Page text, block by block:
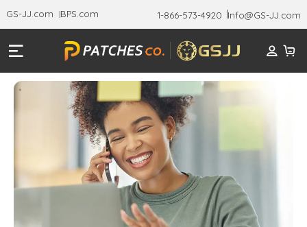
GS-JJ.com BPS.com 1-866-573-4920 Info@GS-JJ.com